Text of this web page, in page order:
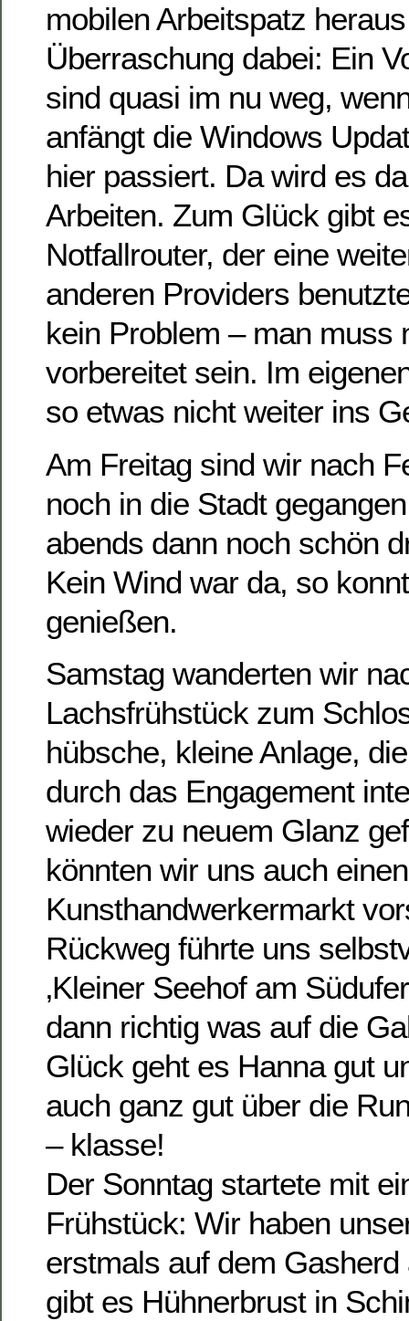
mobilen Arbeitspatz
Überraschung dabei: Ein
sind quasi im nu weg,
anfängt die Windows
hier passiert. Da wird es
Arbeiten. Zum Glück gibt
Notfallrouter, der eine
anderen Providers
kein Problem – man muss
vorbereitet sein. Im
so etwas nicht weiter ins
Am Freitag sind wir nach
noch in die Stadt
abends dann noch schön
Kein Wind war da, so
genießen.
Samstag wanderten wir
Lachsfrühstück zum
hübsche, kleine Anlage,
durch das Engagement
wieder zu neuem Glanz
könnten wir uns auch einen
Kunsthandwerkermarkt
Rückweg führte uns
‚Kleiner Seehof am
dann richtig was auf die
Glück geht es Hanna gut
auch ganz gut über die
– klasse!
Der Sonntag startete mit
Frühstück: Wir haben
erstmals auf dem
gibt es Hühnerbrust in